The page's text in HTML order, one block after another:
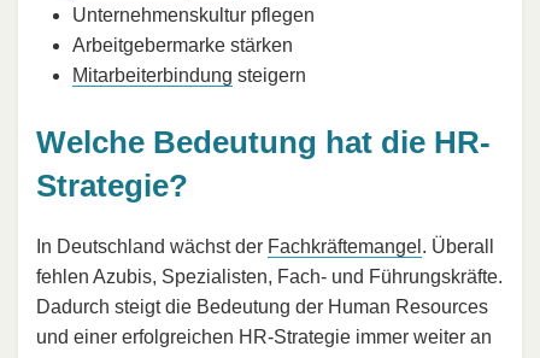
Unternehmenskultur pflegen
Arbeitgebermarke stärken
Mitarbeiterbindung steigern
Welche Bedeutung hat die HR-
Strategie?
In Deutschland wächst der Fachkräftemangel . Überall
fehlen Azubis, Spezialisten, Fach- und Führungskräfte.
Dadurch steigt die Bedeutung der Human Resources
und einer erfolgreichen HR-Strategie immer weiter an